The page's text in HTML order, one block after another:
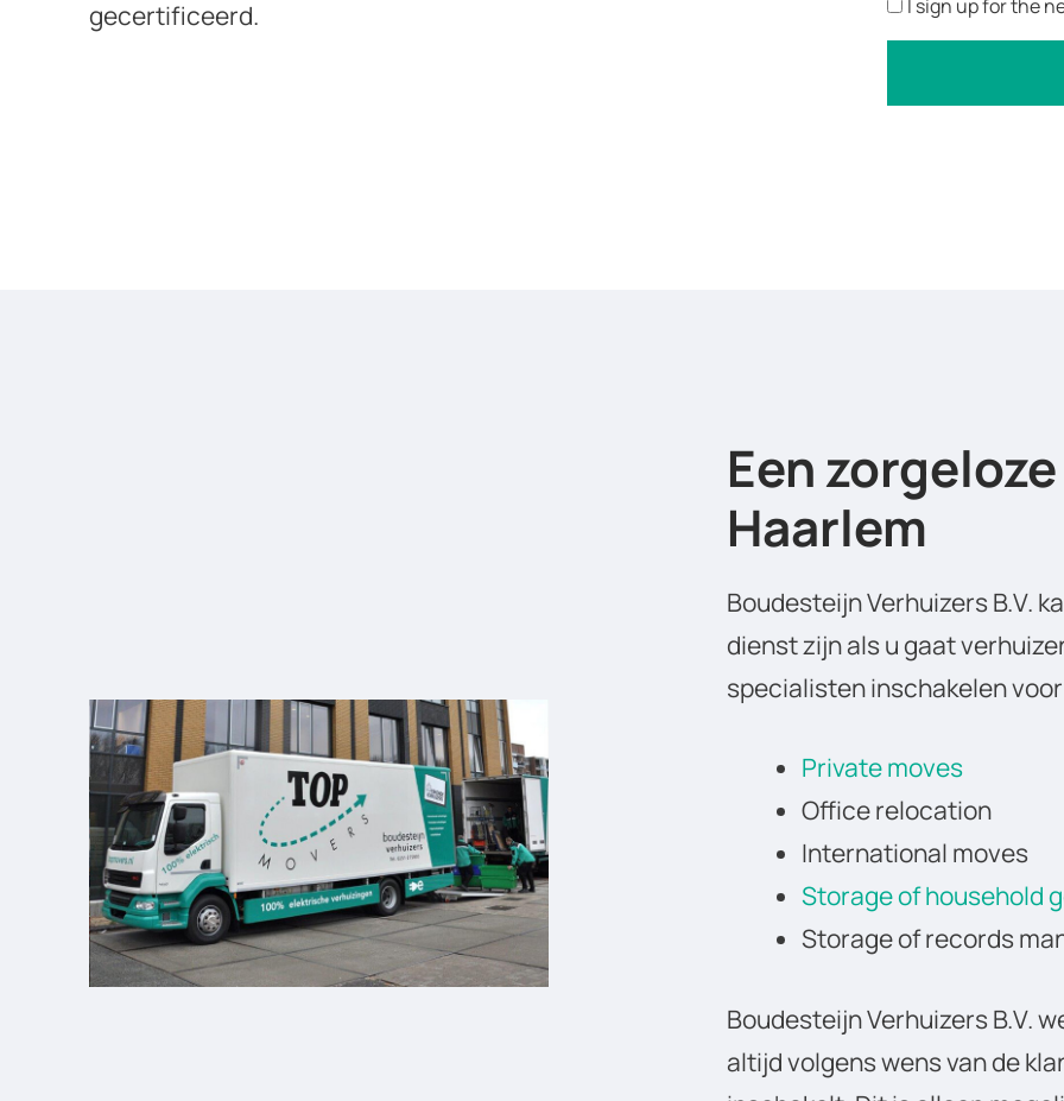
gecertificeerd.
I sign up for the
Een
Haarlem
Boudesteijn Verhuizers B.V.
dienst zijn als u gaat
specialisten inschakelen
Private moves
Office relocation
International moves
Storage of household
Storage of records
Boudesteijn Verhuizers B.V.
altijd volgens wens van de